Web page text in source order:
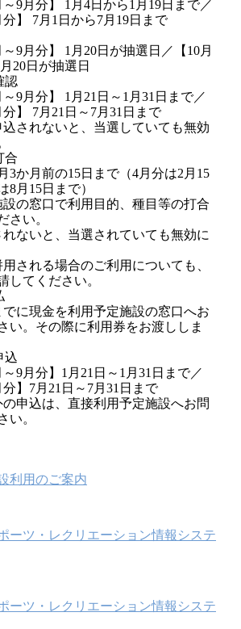
9月分】 1月4日から1月19日まで／
分】 7月1日から7月19日まで
9月分】 1月20日が抽選日／【10月
20日が抽選日
認
9月分】 1月21日～1月31日まで／
分】 7月21日～7月31日まで
されないと、当選していても無効
合
3か月前の15日まで（4月分は2月15
8月15日まで）
の窓口で利用目的、種目等の打合
さい。
ないと、当選されていても無効に
される場合のご利用についても、
してください。
に現金を利用予定施設の窓口へお
い。その際に利用券をお渡ししま
込
9月分】1月21日～1月31日まで／
分】7月21日～7月31日まで
申込は、直接利用予定施設へお問
い。
利用のご案内
ーツ・レクリエーション情報システ
ーツ・レクリエーション情報システ